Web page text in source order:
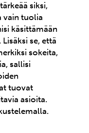
siksi,
vain tuolia
käsittämään
se, että
sokeita,
sallisi
tuovat
asioita.